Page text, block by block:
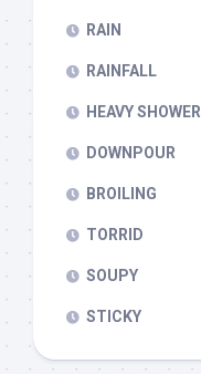
RAIN
RAINFALL
HEAVY SHOWER
DOWNPOUR
BROILING
TORRID
SOUPY
STICKY